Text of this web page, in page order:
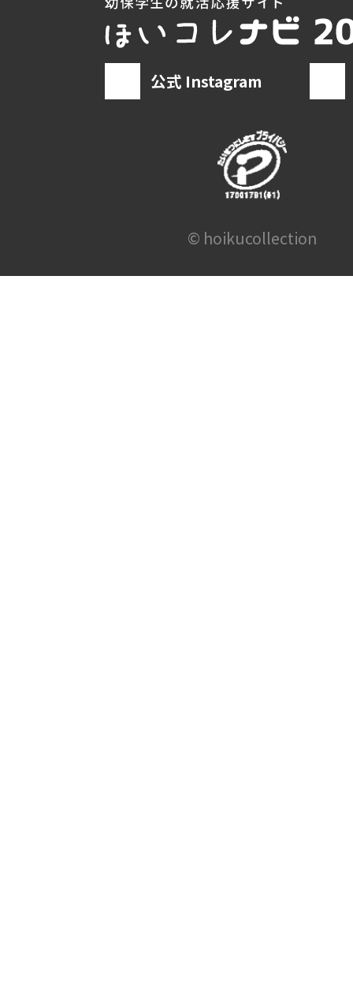
公式 Instagram
© hoikucollection